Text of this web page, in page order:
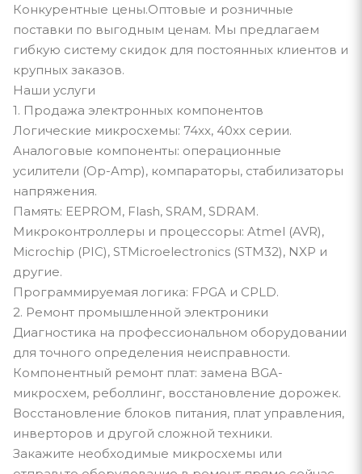
Конкурентные цены.Оптовые и розничные
поставки по выгодным ценам. Мы предлагаем
гибкую систему скидок для постоянных клиентов и
крупных заказов.
Наши услуги
1. Продажа электронных компонентов
Логические микросхемы: 74xx, 40xx серии.
Аналоговые компоненты: операционные
усилители (Op-Amp), компараторы, стабилизаторы
напряжения.
Память: EEPROM, Flash, SRAM, SDRAM.
Микроконтроллеры и процессоры: Atmel (AVR),
Microchip (PIC), STMicroelectronics (STM32), NXP и
другие.
Программируемая логика: FPGA и CPLD.
2. Ремонт промышленной электроники
Диагностика на профессиональном оборудовании
для точного определения неисправности.
Компонентный ремонт плат: замена BGA-
микросхем, реболлинг, восстановление дорожек.
Восстановление блоков питания, плат управления,
инверторов и другой сложной техники.
Закажите необходимые микросхемы или